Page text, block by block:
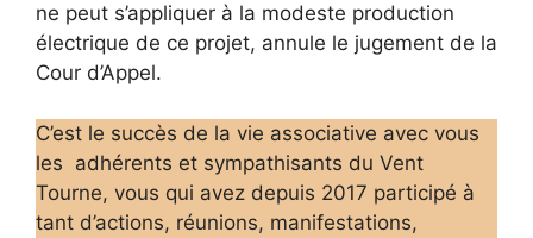
ne peut s’appliquer à la modeste production
électrique de ce projet, annule le jugement de la
Cour d’Appel.
C’est le succès de la vie associative avec vous
les adhérents et sympathisants du Vent
Tourne, vous qui avez depuis 2017 participé à
tant d’actions, réunions, manifestations,